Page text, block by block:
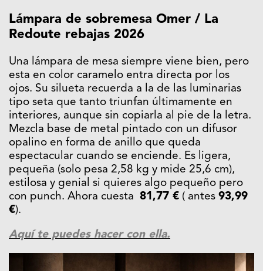
Lámpara de sobremesa Omer / La
Redoute rebajas 2026
Una lámpara de mesa siempre viene bien, pero
esta en color caramelo entra directa por los
ojos. Su silueta recuerda a la de las luminarias
tipo seta que tanto triunfan últimamente en
interiores, aunque sin copiarla al pie de la letra.
Mezcla base de metal pintado con un difusor
opalino en forma de anillo que queda
espectacular cuando se enciende. Es ligera,
pequeña (solo pesa 2,58 kg y mide 25,6 cm),
estilosa y genial si quieres algo pequeño pero
con punch. Ahora cuesta 81,77 € ( antes 93,99
€).
Aquí te puedes hacer con ella.